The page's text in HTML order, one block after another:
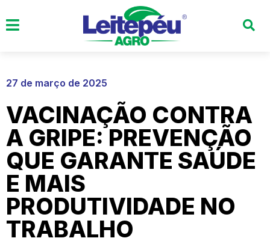
27 de março de 2025
VACINAÇÃO CONTRA
A GRIPE: PREVENÇÃO
QUE GARANTE SAÚDE
E MAIS
PRODUTIVIDADE NO
TRABALHO